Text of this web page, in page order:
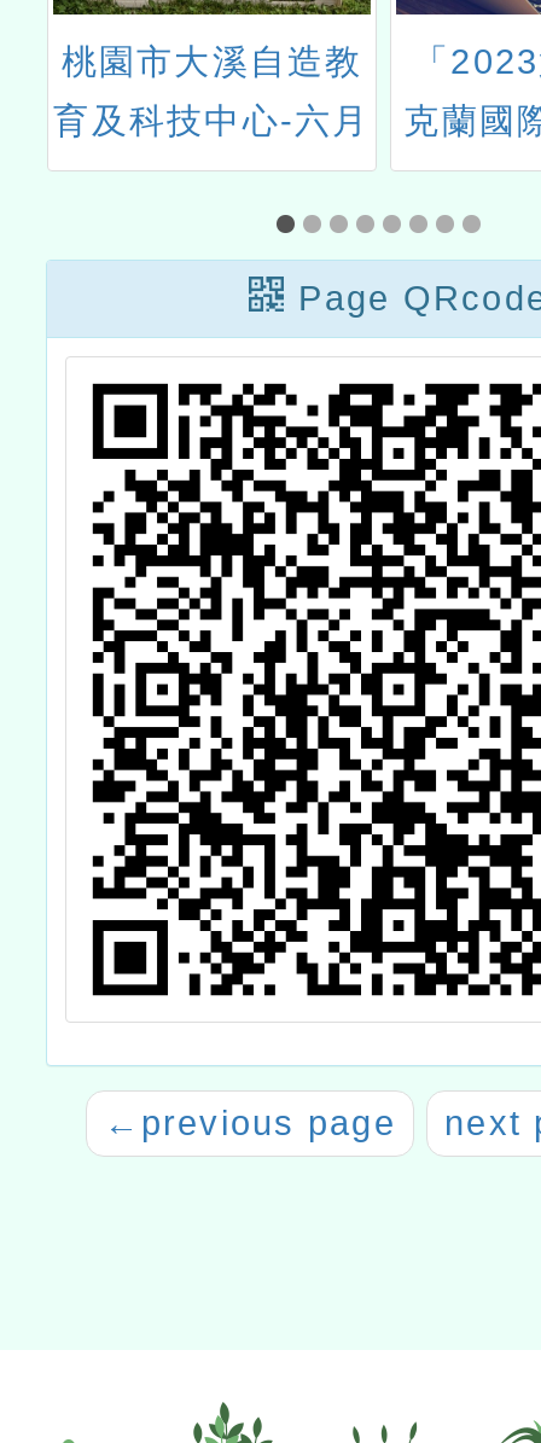
桃園市大溪自造教
育及科技中心-六月
份教師研習
「
克蘭國
Page
← previous page next